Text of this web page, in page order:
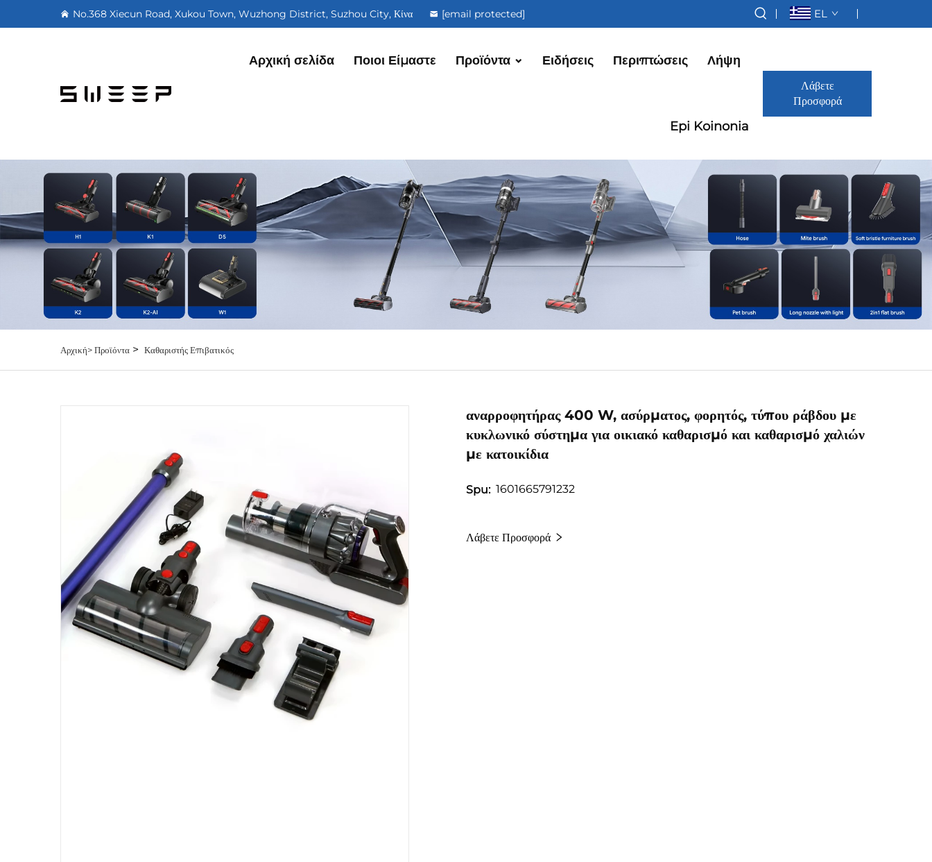
No.368 Xiecun Road, Xukou Town, Wuzhong District, Suzhou City, Κίνα [email protected] EL
Αρχική σελίδα Ποιοι Είμαστε Προϊόντα Ειδήσεις Περιπτώσεις Λήψη
Epi Koinonia
Λάβετε
Προσφορά
Αρχική>Προϊόντα > Καθαριστής Επιβατικός
αναρροφητήρας 400 W, ασύρματος, φορητός, τύπου ράβδου με
κυκλωνικό σύστημα για οικιακό καθαρισμό και καθαρισμό χαλιών
με κατοικίδια
Spu: 1601665791232
Λάβετε Προσφορά